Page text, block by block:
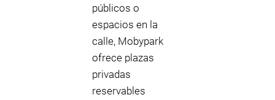
públicos o
espacios en la
calle, Mobypark
ofrece plazas
privadas
reservables